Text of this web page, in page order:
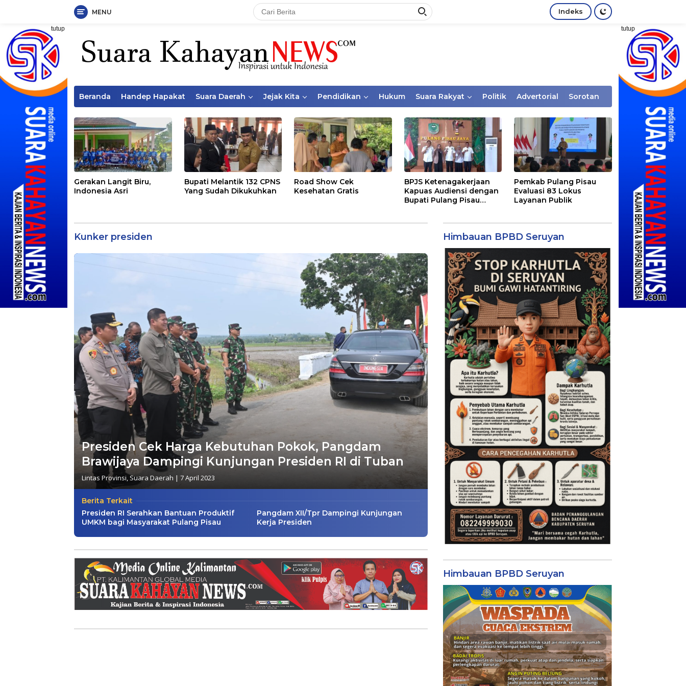
Langsung
konten
MENU Indeks
tutup tutup
Beranda Handep Hapakat Suara Daerah Jejak Kita Pendidikan Hukum Suara Rakyat Politik Advertorial Sorotan
Gerakan Langit Biru,
Indonesia Asri
Bupati Melantik 132 CPNS
Yang Sudah Dikukuhkan
Road Show Cek
Kesehatan Gratis
BPJS Ketenagakerjaan
Kapuas Audiensi dengan
Bupati Pulang Pisau
Pemkab Pulang Pisau
Evaluasi 83 Lokus
Layanan Publik
Kunker presiden
Presiden Cek Harga Kebutuhan Pokok, Pangdam
Brawijaya Dampingi Kunjungan Presiden RI di Tuban
Lintas Provinsi ,Suara Daerah | 7 April 2023
Berita Terkait
Presiden RI Serahkan Bantuan Produktif
UMKM bagi Masyarakat Pulang Pisau
Pangdam XII/Tpr Dampingi Kunjungan
Kerja Presiden
Himbauan BPBD Seruyan
Himbauan BPBD Seruyan